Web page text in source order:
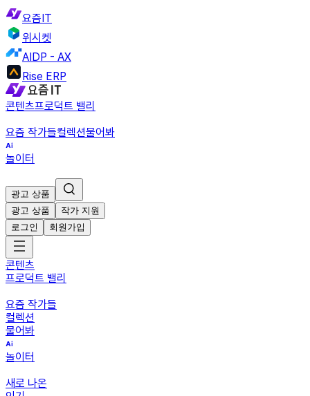
요즘IT
위시켓
AIDP - AX
Rise ERP
콘텐츠프로덕트 밸리
요즘 작가들컬렉션물어봐
놀이터
광고 상품
광고 상품
작가 지원
로그인
회원가입
콘텐츠
프로덕트 밸리
요즘 작가들
컬렉션
물어봐
놀이터
새로 나온